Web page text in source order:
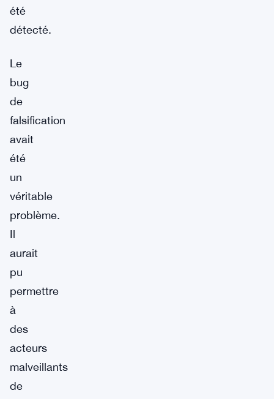
été
détecté.
Le
bug
de
falsification
avait
été
un
véritable
problème.
Il
aurait
pu
permettre
à
des
acteurs
malveillants
de